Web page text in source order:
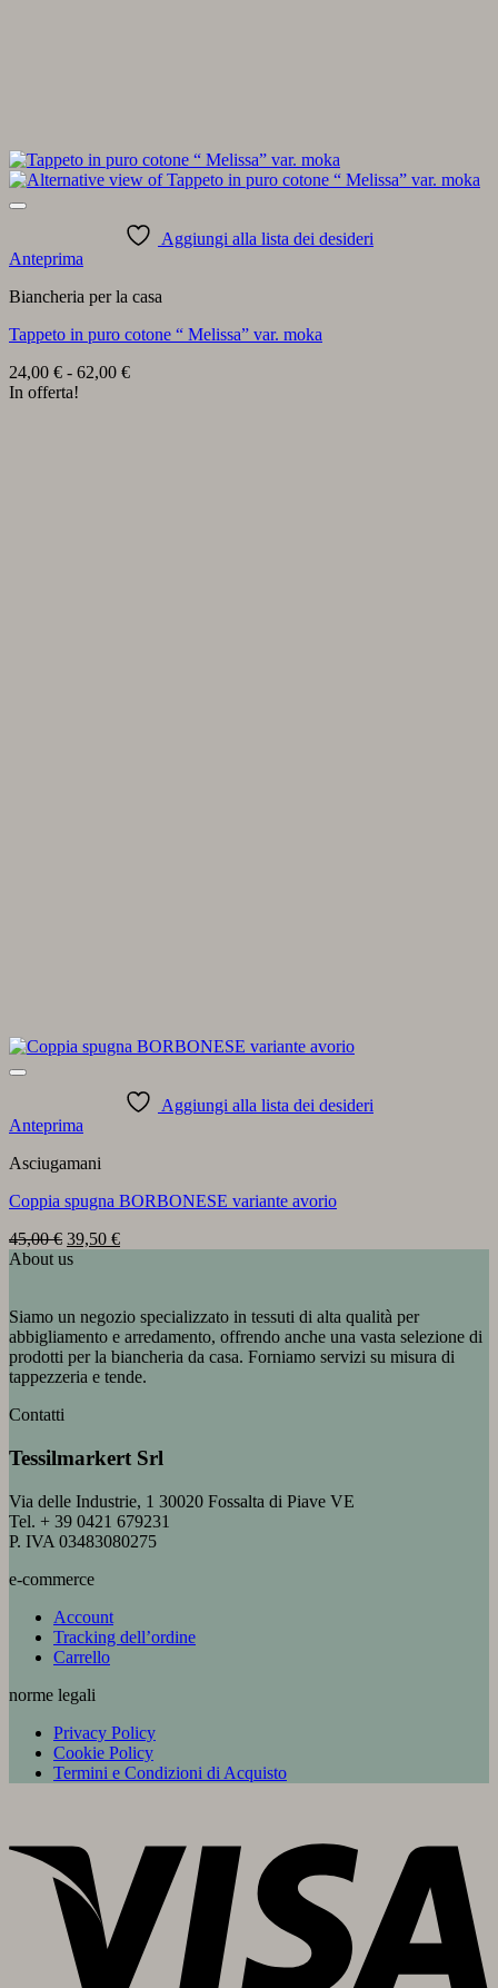
Aggiungi alla lista dei desideri
Anteprima
Biancheria per la casa
Tappeto in puro cotone “ Melissa” var. moka
24,00 € - 62,00 €Fascia
In offerta!
Aggiungi alla lista dei desideri
Anteprima
Asciugamani
Coppia spugna BORBONESE variante avorio
45,00€ Il
prezzo
45,00 €.
39,50 €Il
39,50 €.
About us
Siamo un negozio specializzato in tessuti di alta qualità per
abbigliamento e arredamento, offrendo anche una vasta selezione di
prodotti per la biancheria da casa. Forniamo servizi su misura di
tappezzeria e tende.
Contatti
Tessilmarkert Srl
Via delle Industrie, 1 30020 Fossalta di Piave VE
Tel. + 39 0421 679231
P. IVA 03483080275
e-commerce
Account
Tracking dell’ordine
Carrello
norme legali
Privacy Policy
Cookie Policy
Termini e Condizioni di Acquisto